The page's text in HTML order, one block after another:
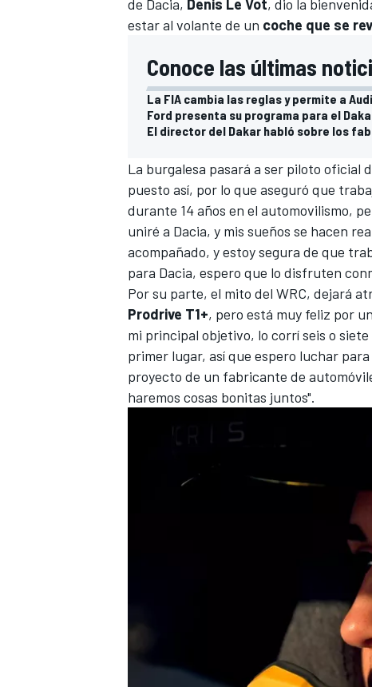
de Dacia, Denis Le Vot, dio la
estar al volante de un coche que se
Conoce las últimas
La FIA cambia las reglas y permite a
Ford presenta su programa para el
El director del Dakar habló sobre los
La burgalesa pasará a ser piloto oficial
puesto así, por lo que aseguró que
durante 14 años en el automovilismo,
uniré a Dacia, y mis sueños se hacen
acompañado, y estoy segura de que
para Dacia, espero que lo disfruten
Por su parte, el mito del WRC, dejará
Prodrive T1+, pero está muy feliz por
mi principal objetivo, lo corrí seis o
primer lugar, así que espero luchar
proyecto de un fabricante de
haremos cosas bonitas juntos".